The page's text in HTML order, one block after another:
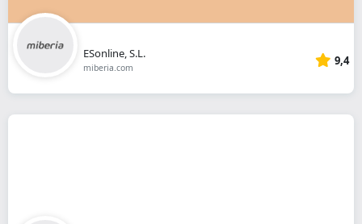
ESonline, S.L.
miberia.com 9,4